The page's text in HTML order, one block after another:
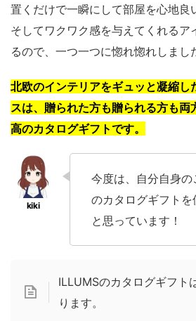
置くだけで一瞬にして部屋を心地良
そしてワクワク感を与えてくれるア
るので、一つ一つに惚れ惚れしまし
北欧のインテリアをギュッと凝縮し
スは、贈られた方も贈られる方も両
高のカタログギフトです。
今度は、自分自身
のカタログギフト
と思っています！
ILLUMSのカタログギフト
ります。